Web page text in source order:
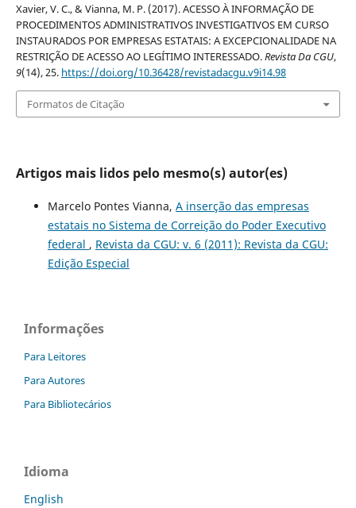
Xavier, V. C., & Vianna, M. P. (2017). ACESSO À INFORMAÇÃO DE
PROCEDIMENTOS ADMINISTRATIVOS INVESTIGATIVOS EM CURSO
INSTAURADOS POR EMPRESAS ESTATAIS: A EXCEPCIONALIDADE NA
RESTRIÇÃO DE ACESSO AO LEGÍTIMO INTERESSADO.Revista Da CGU,
9(14), 25. https://doi.org/10.36428/revistadacgu.v9i14.98
Formatos de Citação
Artigos mais lidos pelo mesmo(s) autor(es)
Marcelo Pontes Vianna, A inserção das empresas
estatais no Sistema de Correição do Poder Executivo
federal , Revista da CGU: v. 6 (2011): Revista da CGU:
Edição Especial
Informações
Para Leitores
Para Autores
Para Bibliotecários
Idioma
English